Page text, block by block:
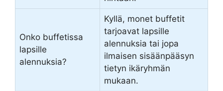
Onko buffetissa
lapsille
alennuksia?
Kyllä, monet buffetit
tarjoavat lapsille
alennuksia tai jopa
ilmaisen sisäänpääsyn
tietyn ikäryhmän
mukaan.